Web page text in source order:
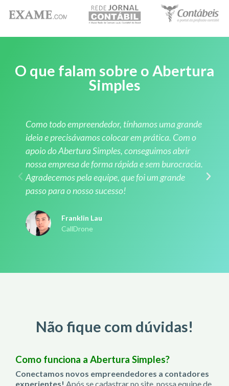
O que falam sobre o Abertura
Simples
Como todo empreendedor, tínhamos uma grande
ideia e precisávamos colocar em prática. Com o
apoio do Abertura Simples, conseguimos abrir
nossa empresa de forma rápida e sem burocracia.
Agradecemos pela equipe, que foi um grande
passo para o nosso sucesso!
Franklin Lau
CallDrone
Não fique com dúvidas!
Como funciona a Abertura Simples?
Conectamos novos empreendedores a contadores
experientes! Após se cadastrar no site, nossa equipe de